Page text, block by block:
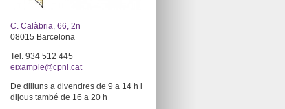
C. Calàbria, 66, 2n
08015 Barcelona
Tel. 934 512 445
eixample@cpnl.cat
De dilluns a divendres de 9 a 14 h i
dijous també de 16 a 20 h